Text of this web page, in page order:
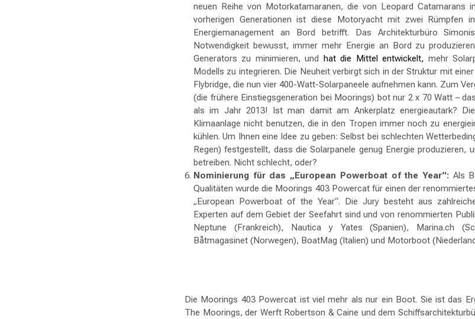
neuen Reihe von Motorkatamaranen, die von Leopard Catamarans
vorherigen Generationen ist diese Motoryacht mit zwei Rümpfen
Energiemanagement an Bord betrifft. Das Architekturbüro
Notwendigkeit bewusst, immer mehr Energie an Bord zu
Generators zu minimieren, und hat die Mittel entwickelt, mehr
Modells zu integrieren. Die Neuheit verbirgt sich in der Struktur mit
Flybridge, die nun vier 400-Watt-Solarpaneele aufnehmen kann. Zum
(die frühere Einstiegsgeneration bei Moorings) bot nur 2 x 70 Watt –
als im Jahr 2013! Ist man damit am Ankerplatz energieautark?
Klimaanlage nicht benutzen, die in den Tropen immer noch zu
kühlen. Um Ihnen eine Idee zu geben: Selbst bei schlechten
Regen) festgestellt, dass die Solarpanele genug Energie produzieren,
betreiben. Nicht schlecht, oder?
Nominierung für das „European Powerboat of the Year“: Als
Qualitäten wurde die Moorings 403 Powercat für einen der
„European Powerboat of the Year“. Die Jury besteht aus
Experten auf dem Gebiet der Seefahrt sind und von renommierten
Neptune (Frankreich), Nautica y Yates (Spanien), Marina.ch
Båtmagasinet (Norwegen), BoatMag (Italien) und Motorboot
Die Moorings 403 Powercat ist viel mehr als nur ein Boot. Sie ist das
The Moorings, der Werft Robertson & Caine und dem